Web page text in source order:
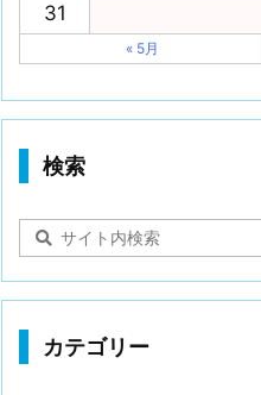
31
« 5月
検索
カテゴリー